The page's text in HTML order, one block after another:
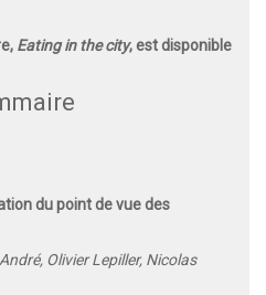
Eating in the city, est disponible
du point de vue des
Olivier Lepiller, Nicolas